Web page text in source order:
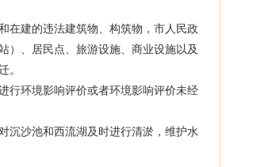
建的违法建筑物、构筑物，市人民政
）、居民点、旅游设施、商业设施以及
。
环境影响评价或者环境影响评价未经
沙池和西流湖及时进行清淤，维护水